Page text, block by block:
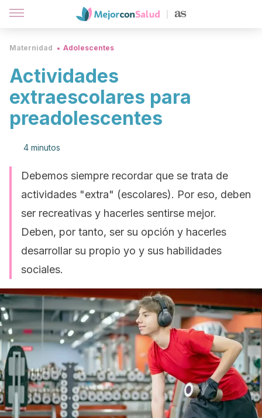
Maternidad Adolescentes
Actividades
extraescolares para
preadolescentes
4 minutos
Debemos siempre recordar que se trata de
actividades "extra" (escolares). Por eso, deben
ser recreativas y hacerles sentirse mejor.
Deben, por tanto, ser su opción y hacerles
desarrollar su propio yo y sus habilidades
sociales.